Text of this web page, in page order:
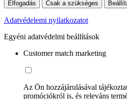
Elfogadás Csak a szükséges
Adatvédelemi nyilatkozatot
Egyéni adatvédelmi beállítások
Customer match marketing
Az Ön hozzájárulásával
promóciókról is, és releváns